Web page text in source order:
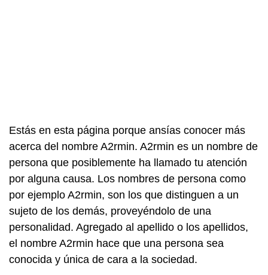
Estás en esta página porque ansías conocer más
acerca del nombre A2rmin. A2rmin es un nombre de
persona que posiblemente ha llamado tu atención
por alguna causa. Los nombres de persona como
por ejemplo A2rmin, son los que distinguen a un
sujeto de los demás, proveyéndolo de una
personalidad. Agregado al apellido o los apellidos,
el nombre A2rmin hace que una persona sea
conocida y única de cara a la sociedad.